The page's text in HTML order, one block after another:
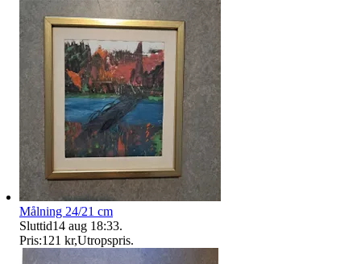
Målning 24/21 cm
Sluttid14 aug 18:33.
Pris:121 kr,Utropspris.